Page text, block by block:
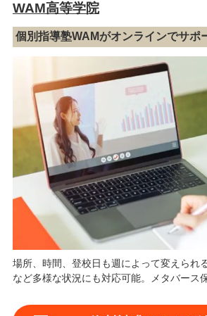
WAM高等学院
個別指導塾WAMがオンラインでサポ
場所、時間、登校日も週によって変えられ
など多様な状況にも対応可能。メタバース